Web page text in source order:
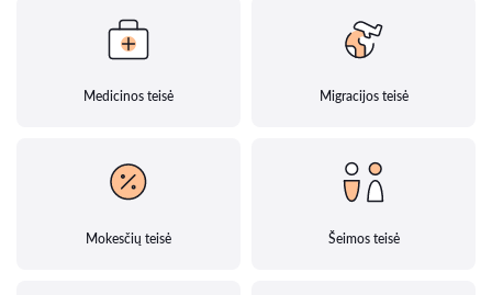
Medicinos teisė Migracijos teisė
Mokesčių teisė Šeimos teisė